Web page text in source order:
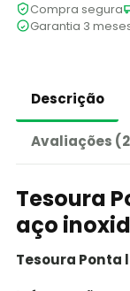
Compra segura
Garantia 3
Descrição
Avaliações
Tesoura
aço
Tesoura Ponta